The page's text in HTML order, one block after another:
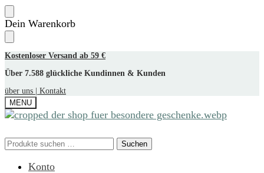
Skip
to
Skip
to
Dein Warenkorb
Kostenloser Versand ab 59 €
Über 7.588 glückliche Kundinnen & Kunden
über uns |
Kontakt
MENU
Suchen
Suchen
Konto
Suchen
Suchen